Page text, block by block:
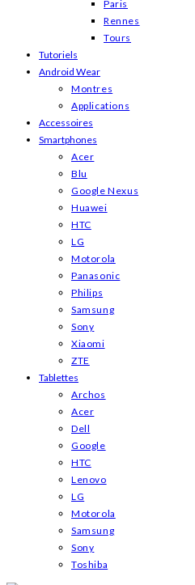
Paris
Rennes
Tours
Tutoriels
Android Wear
Montres
Applications
Accessoires
Smartphones
Acer
Blu
Google Nexus
Huawei
HTC
LG
Motorola
Panasonic
Philips
Samsung
Sony
Xiaomi
ZTE
Tablettes
Archos
Acer
Dell
Google
HTC
Lenovo
LG
Motorola
Samsung
Sony
Toshiba